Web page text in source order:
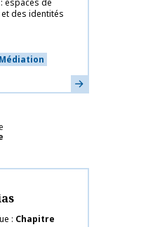
espaces de
des identités
Médiation
En savoir plus
Chapitre